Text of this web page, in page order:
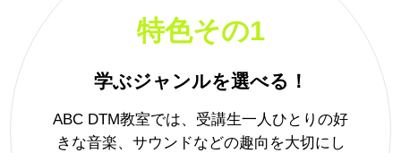
特色その1
学ぶジャンルを選べる！
ABC DTM教室では、受講生一人ひとりの好
きな音楽、サウンドなどの趣向を大切にし